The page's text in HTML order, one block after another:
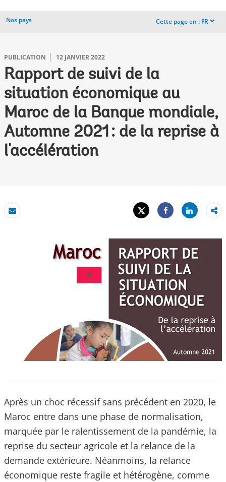
Nos pays Cette page en : FR dropdown
PUBLICATION 12 JANVIER 2022
Rapport de suivi de la
situation économique au
Maroc de la Banque mondiale,
Automne 2021 : de la reprise à
l'accélération
Email
Tweet
Share
Share
Après un choc récessif sans précédent en 2020, le
Maroc entre dans une phase de normalisation,
marquée par le ralentissement de la pandémie, la
reprise du secteur agricole et la relance de la
demande extérieure. Néanmoins, la relance
économique reste fragile et hétérogène, comme